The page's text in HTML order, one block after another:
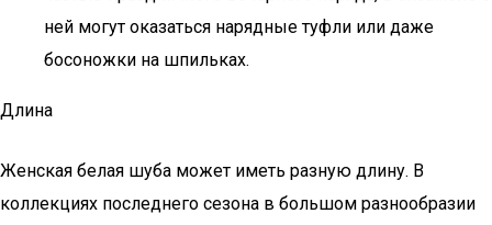
ней могут оказаться нарядные туфли или даже
босоножки на шпильках.
Длина
Женская белая шуба может иметь разную длину. В
коллекциях последнего сезона в большом разнообразии